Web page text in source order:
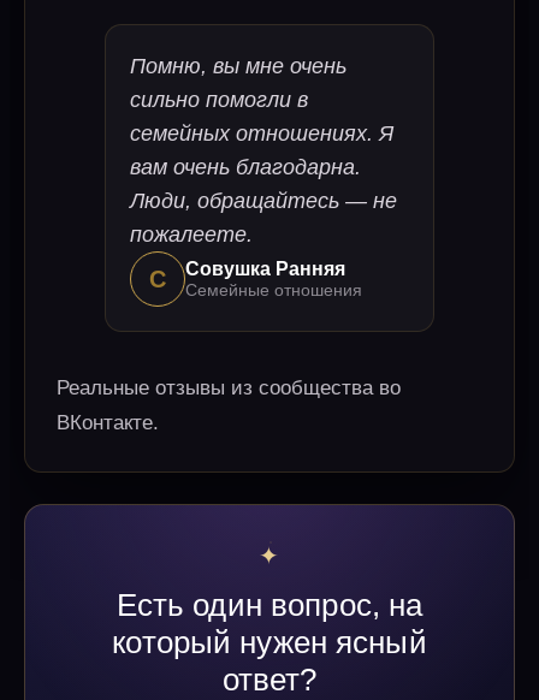
Помню, вы мне очень
сильно помогли в
семейных отношениях. Я
вам очень благодарна.
Люди, обращайтесь — не
пожалеете.
С Совушка Ранняя
Семейные отношения
Реальные отзывы из сообщества во
ВКонтакте.
Есть один вопрос, на
который нужен ясный
ответ?